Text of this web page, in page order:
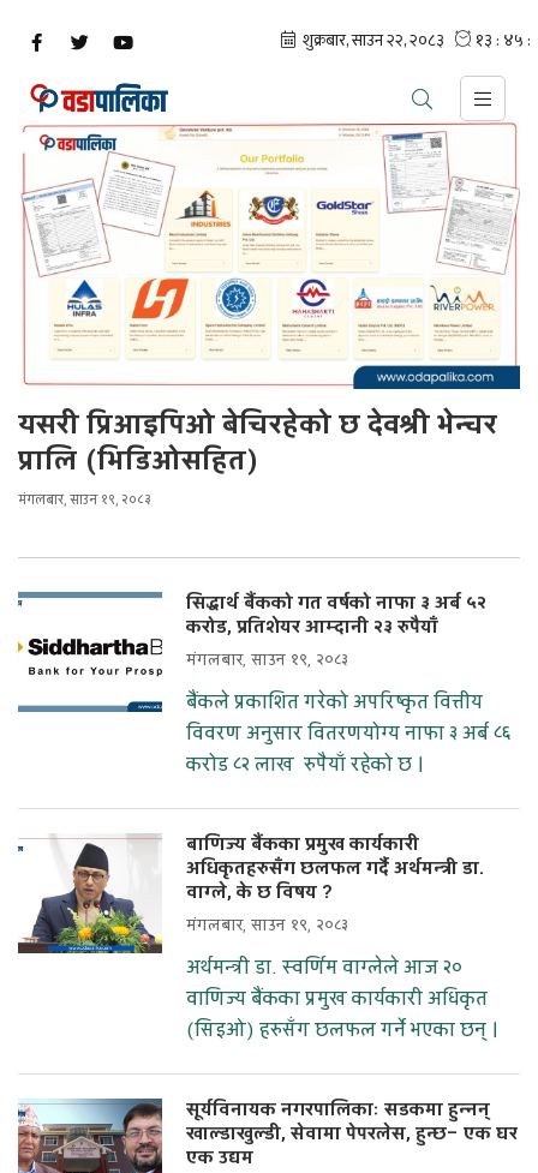
यसरी प्रिआइपिओ बेचिरहेको छ देवश्री भेन्चर
प्रालि (भिडिओसहित)
मंगलबार, साउन १९, २०८३
सिद्धार्थ बैंकको गत वर्षको नाफा ३ अर्ब ५२
करोड, प्रतिशेयर आम्दानी २३ रुपैयाँ
मंगलबार, साउन १९, २०८३
बैंकले प्रकाशित गरेको अपरिष्कृत वित्तीय
विवरण अनुसार वितरणयोग्य नाफा ३ अर्ब ८६
करोड ८२ लाख रुपैयाँ रहेको छ ।
बाणिज्य बैंकका प्रमुख कार्यकारी
अधिकृतहरुसँग छलफल गर्दै अर्थमन्त्री डा.
वाग्ले, के छ विषय ?
मंगलबार, साउन १९, २०८३
अर्थमन्त्री डा. स्वर्णिम वाग्लेले आज २०
वाणिज्य बैंकका प्रमुख कार्यकारी अधिकृत
(सिइओ) हरुसँग छलफल गर्ने भएका छन् ।
सूर्यविनायक नगरपालिकाः सडकमा हुन्नन्
खाल्डाखुल्डी, सेवामा पेपरलेस, हुन्छ– एक घर
एक उद्यम